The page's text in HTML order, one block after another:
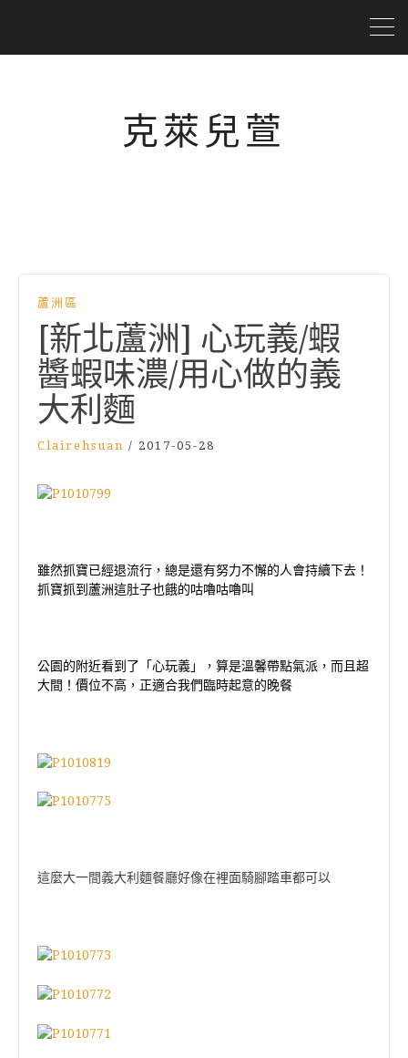
克萊兒萱
蘆洲區
[新北蘆洲] 心玩義/蝦
醬蝦味濃/用心做的義
大利麵
Clairehsuan / 2017-05-28
雖然抓寶已經退流行，總是還有努力不懈的人會持續下去！
抓寶抓到蘆洲這肚子也餓的咕嚕咕嚕叫
公園的附近看到了「心玩義」，算是溫馨帶點氣派，而且超
大間！價位不高，正適合我們臨時起意的晚餐
這麼大一間義大利麵餐廳好像在裡面騎腳踏車都可以